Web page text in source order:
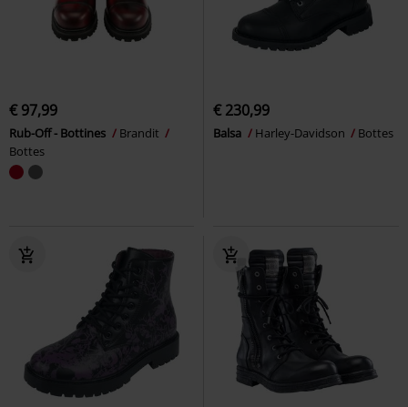
€ 97,99
Rub-Off - Bottines
Brandit
Bottes
€ 230,99
Balsa Harley-Davidson Bottes